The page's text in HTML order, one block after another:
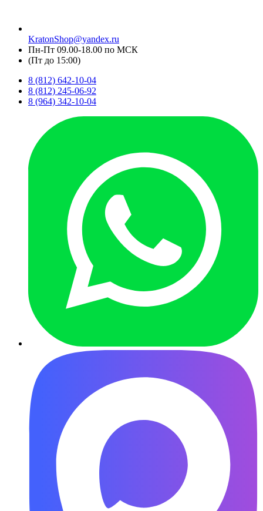
KratonShop@yandex.ru
Пн-Пт 09.00-18.00 по МСК
(Пт до 15:00)
8 (812) 642-10-04
8 (812) 245-06-92
8 (964) 342-10-04